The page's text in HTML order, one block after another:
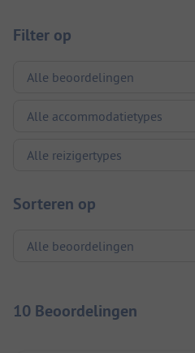
Filter op
Sorteren op
10 Beoordelingen